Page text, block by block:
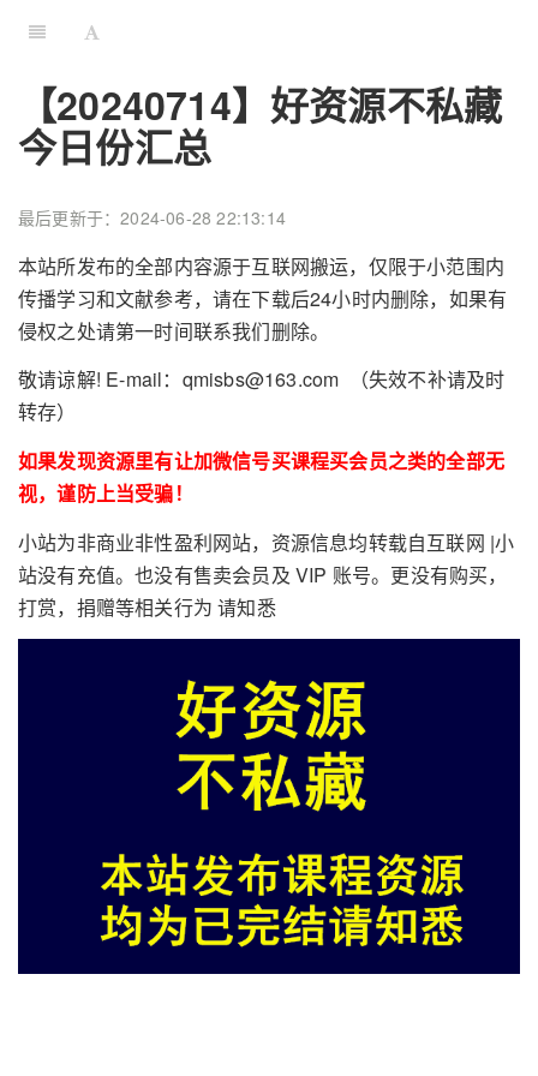
【20240714】好资源不私藏
今日份汇总
最后更新于：2024-06-28 22:13:14
本站所发布的全部内容源于互联网搬运，仅限于小范围内
传播学习和文献参考，请在下载后24小时内删除，如果有
侵权之处请第一时间联系我们删除。
敬请谅解! E-mail：qmisbs@163.com （失效不补请及时
转存）
如果发现资源里有让加微信号买课程买会员之类的全部无
视，谨防上当受骗！
小站为非商业非性盈利网站，资源信息均转载自互联网 |小
站没有充值。也没有售卖会员及 VIP 账号。更没有购买，
打赏，捐赠等相关行为 请知悉